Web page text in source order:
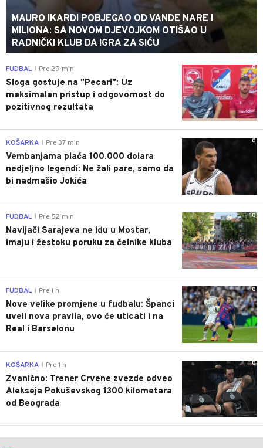
MAURO IKARDI POBJEGAO OD VANDE NARE I
MILIONA: SA NOVOM DJEVOJKOM OTIŠAO U
RADNIČKI KLUB DA IGRA ZA SIĆU
0
FUDBAL Pre 29 min
Sloga gostuje na "Pecari": Uz
maksimalan pristup i odgovornost do
pozitivnog rezultata
0
KOŠARKA Pre 37 min
Vembanjama plaća 100.000 dolara
nedjeljno legendi: Ne žali pare, samo da
bi nadmašio Jokića
0
FUDBAL Pre 52 min
Navijači Sarajeva ne idu u Mostar,
imaju i žestoku poruku za čelnike kluba
0
FUDBAL Pre 1 h
Nove velike promjene u fudbalu: Španci
uveli nova pravila, ovo će uticati i na
Real i Barselonu
0
KOŠARKA Pre 1 h
Zvanično: Trener Crvene zvezde odveo
Alekseja Pokuševskog 1300 kilometara
od Beograda